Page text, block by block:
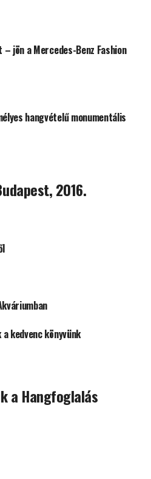
jön a Mercedes-Benz Fashion
hangvételű monumentális
2016.
kedvenc könyvünk
a Hangfoglalás